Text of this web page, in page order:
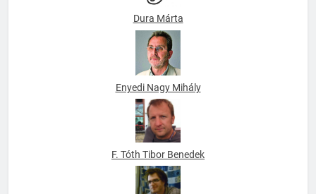
Dura Márta
Enyedi Nagy Mihály
F. Tóth Tibor Benedek